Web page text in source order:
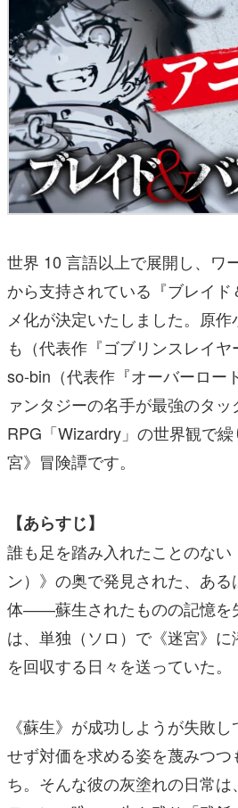
世界 10 言語以上で展開し、ワ
から支持されている『ブレイ
メ化が決定いたしました。原作
も（代表作『ゴブリンスレイヤ
so-bin（代表作『オーバーロー
ァンタジーの名手が最強のタ
RPG「Wizardry」の世界観で
宮》冒険譚です。
【あらすじ】
誰も足を踏み入れたことのない
ン）》の奥で発見された、あ
体――蘇生されたものの記憶を
は、単独（ソロ）で《迷宮》
を回収する日々を送っていた。
《蘇生》が成功しようが失敗
せず対価を求める姿を蔑みつ
ち。そんな彼の灰塗れの日常